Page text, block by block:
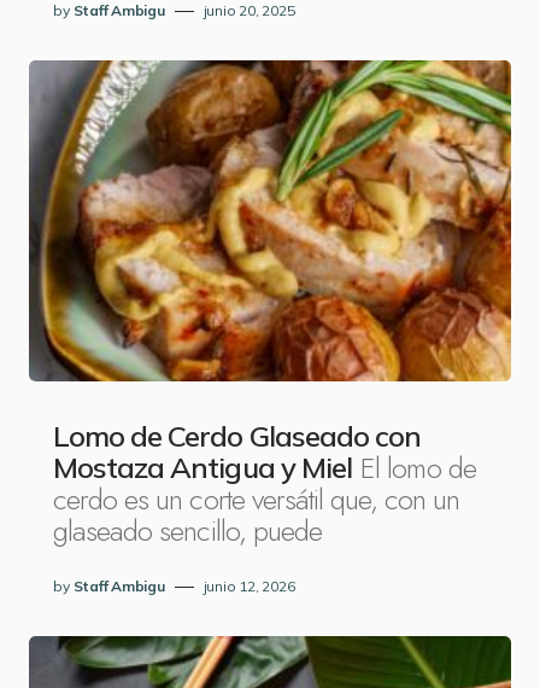
by Staff Ambigu junio 20, 2025
Lomo de Cerdo Glaseado con
Mostaza Antigua y Miel El lomo de
cerdo es un corte versátil que, con un
glaseado sencillo, puede
by Staff Ambigu junio 12, 2026